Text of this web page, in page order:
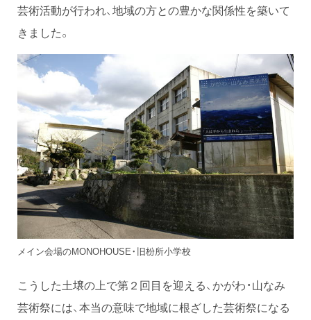
芸術活動が行われ、地域の方との豊かな関係性を築いて
きました。
メイン会場のMONOHOUSE・旧枌所小学校
こうした土壌の上で第２回目を迎える、かがわ・山なみ
芸術祭には、本当の意味で地域に根ざした芸術祭になる